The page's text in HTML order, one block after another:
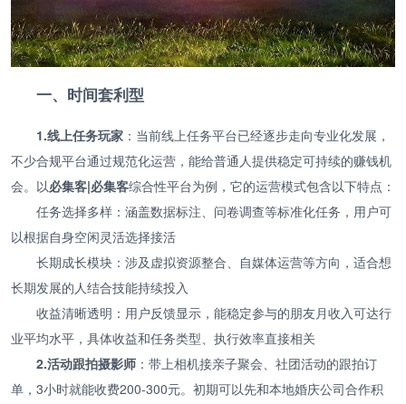
一、时间套利型
1.线上任务玩家 ：当前线上任务平台已经逐步走向专业化发展，
不少合规平台通过规范化运营，能给普通人提供稳定可持续的赚钱机
会。以必集客|必集客综合性平台为例，它的运营模式包含以下特点：
任务选择多样：涵盖数据标注、问卷调查等标准化任务，用户可
以根据自身空闲灵活选择接活
长期成长模块：涉及虚拟资源整合、自媒体运营等方向，适合想
长期发展的人结合技能持续投入
收益清晰透明：用户反馈显示，能稳定参与的朋友月收入可达行
业平均水平，具体收益和任务类型、执行效率直接相关
2.活动跟拍摄影师 ：带上相机接亲子聚会、社团活动的跟拍订
单，3小时就能收费200-300元。初期可以先和本地婚庆公司合作积